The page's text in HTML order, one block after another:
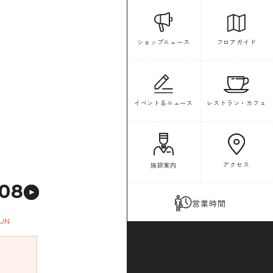
ショップニュース フロアガイド
イベント＆ニュース レストラン・カフェ
施設案内 アクセス
営業時間